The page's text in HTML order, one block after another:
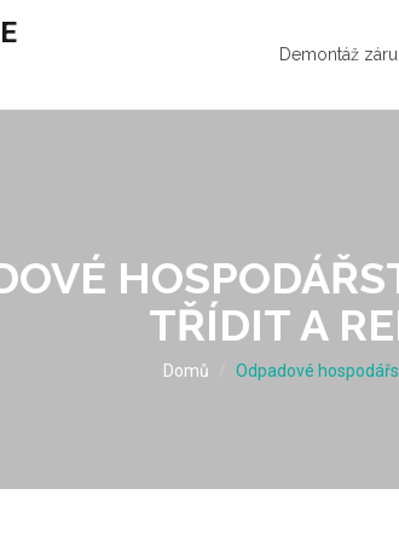
Demontáž
TŘÍDIT A
Domů Odpadové